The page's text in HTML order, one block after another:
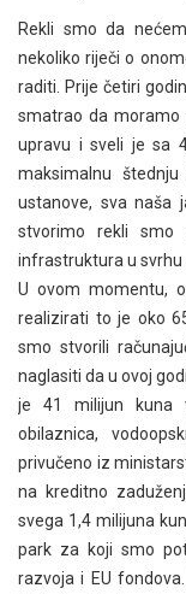
Rekli smo da
nekoliko riječi o
raditi. Prije četiri
smatrao da moramo
upravu i sveli je sa
maksimalnu
ustanove, sva naša
stvorimo rekli
infrastruktura u svrhu
U ovom momentu,
realizirati to je oko
smo stvorili
naglasiti da u ovoj
je 41 milijun kuna
obilaznica,
privučeno iz
na kreditno
svega 1,4 milijuna
park za koji smo
razvoja i EU